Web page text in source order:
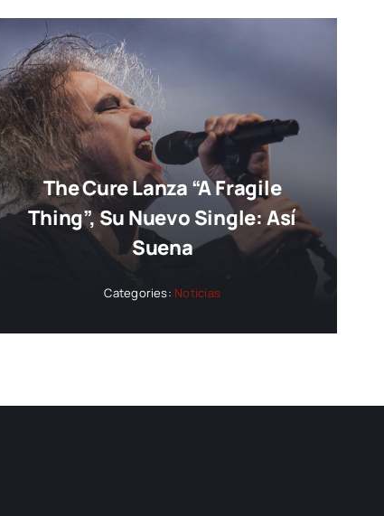
The Cure Lanza “A Fragile
Thing”, Su Nuevo Single: Así
Suena
Categories: Noticias